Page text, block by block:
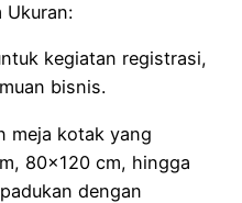
Ukuran:
kegiatan registrasi,
bisnis.
meja kotak yang
80×120 cm, hingga
dengan